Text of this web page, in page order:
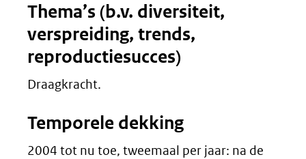
Thema’s (b.v. diversiteit,
verspreiding, trends,
reproductiesucces)
Draagkracht.
Temporele dekking
2004 tot nu toe, tweemaal per jaar: na de